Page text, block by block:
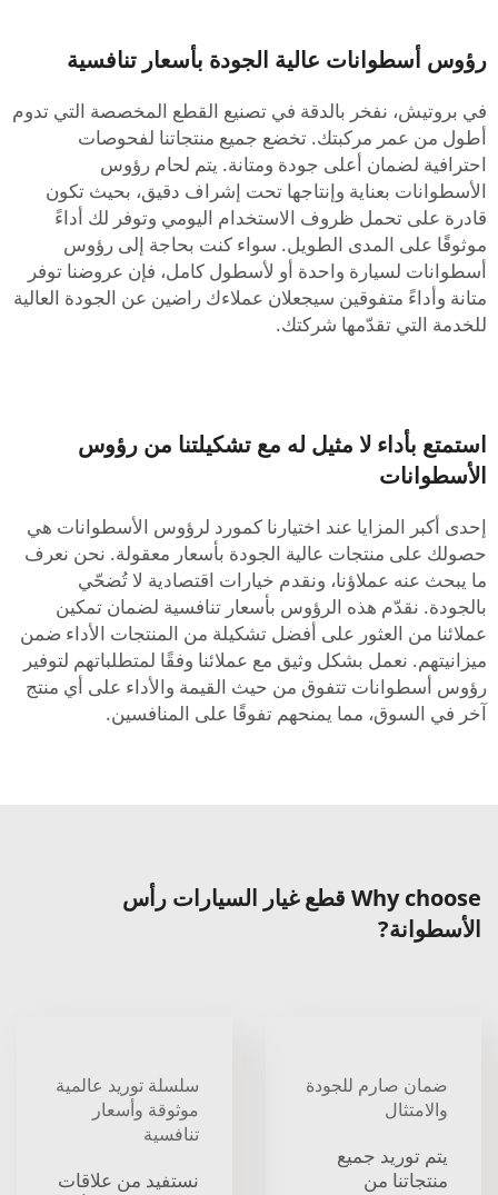
رؤوس أسطوانات عالية الجودة بأسعار تنافسية
في بروتيش، نفخر بالدقة في تصنيع القطع المخصصة التي تدوم
أطول من عمر مركبتك. تخضع جميع منتجاتنا لفحوصات
احترافية لضمان أعلى جودة ومتانة. يتم لحام رؤوس
الأسطوانات بعناية وإنتاجها تحت إشراف دقيق، بحيث تكون
قادرة على تحمل ظروف الاستخدام اليومي وتوفر لك أداءً
موثوقًا على المدى الطويل. سواء كنت بحاجة إلى رؤوس
أسطوانات لسيارة واحدة أو لأسطول كامل، فإن عروضنا توفر
متانة وأداءً متفوقين سيجعلان عملاءك راضين عن الجودة العالية
للخدمة التي تقدّمها شركتك.
استمتع بأداء لا مثيل له مع تشكيلتنا من رؤوس
الأسطوانات
إحدى أكبر المزايا عند اختيارنا كمورد لرؤوس الأسطوانات هي
حصولك على منتجات عالية الجودة بأسعار معقولة. نحن نعرف
ما يبحث عنه عملاؤنا، ونقدم خيارات اقتصادية لا تُضحّي
بالجودة. نقدّم هذه الرؤوس بأسعار تنافسية لضمان تمكين
عملائنا من العثور على أفضل تشكيلة من المنتجات الأداء ضمن
ميزانيتهم. نعمل بشكل وثيق مع عملائنا وفقًا لمتطلباتهم لتوفير
رؤوس أسطوانات تتفوق من حيث القيمة والأداء على أي منتج
آخر في السوق، مما يمنحهم تفوقًا على المنافسين.
Why choose قطع غيار السيارات رأس
الأسطوانة?
ضمان صارم للجودة
والامتثال
يتم توريد جميع
منتجاتنا من
سلسلة توريد عالمية
موثوقة وأسعار
تنافسية
نستفيد من علاقات